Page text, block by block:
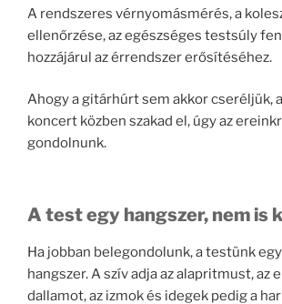
A rendszeres vérnyomásmérés, a
ellenőrzése, az egészséges testsúly
hozzájárul az érrendszer erősítéséhez.
Ahogy a gitárhúrt sem akkor cseréljük,
koncert közben szakad el, úgy az
gondolnunk.
A test egy hangszer, nem is
Ha jobban belegondolunk, a testünk
hangszer. A szív adja az alapritmust, az
dallamot, az izmok és idegek pedig a